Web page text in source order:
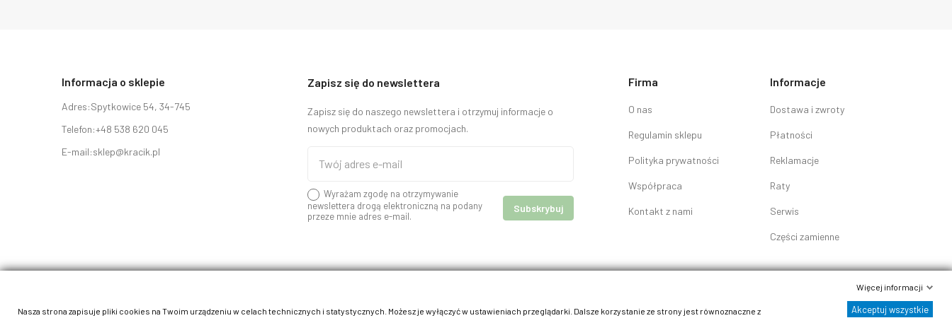
Informacja o sklepie
Adres:Spytkowice 54, 34-745
Telefon:+48 538 620 045
E-mail:sklep@kracik.pl
Zapisz się do newslettera
Zapisz się do naszego newslettera i otrzymuj informacje o
nowych produktach oraz promocjach.
Wyrażam zgodę na otrzymywanie
newslettera drogą elektroniczną na podany
przeze mnie adres e-mail.
Firma
O nas
Regulamin sklepu
Polityka prywatności
Współpraca
Kontakt z nami
Informacje
Dostawa i zwroty
Płatności
Reklamacje
Raty
Serwis
Części zamienne
© 2026 - kracik.pl
Nasza strona zapisuje pliki cookies na Twoim urządzeniu w celach technicznych i statystycznych. Możesz je wyłączyć w ustawieniach przeglądarki. Dalsze korzystanie ze strony jest równoznaczne z
Więcej informacji
Akceptuj wszystkie